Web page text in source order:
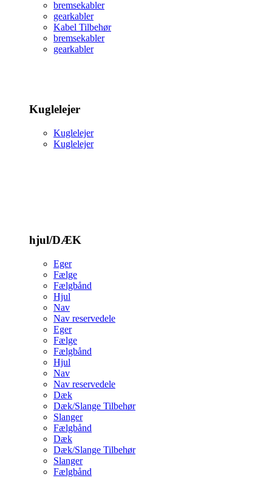
bremsekabler
gearkabler
Kabel Tilbehør
bremsekabler
gearkabler
Kuglelejer
Kuglelejer
Kuglelejer
hjul/DÆK
Eger
Fælge
Fælgbånd
Hjul
Nav
Nav reservedele
Eger
Fælge
Fælgbånd
Hjul
Nav
Nav reservedele
Dæk
Dæk/Slange Tilbehør
Slanger
Fælgbånd
Dæk
Dæk/Slange Tilbehør
Slanger
Fælgbånd